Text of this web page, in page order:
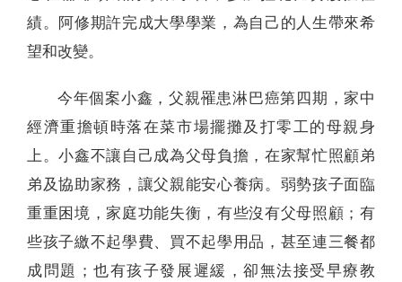
績。阿修期許完成大學學業，為自己的人生帶來希
望和改變。
今年個案小鑫，父親罹患淋巴癌第四期，家中
經濟重擔頓時落在菜市場擺攤及打零工的母親身
上。小鑫不讓自己成為父母負擔，在家幫忙照顧弟
弟及協助家務，讓父親能安心養病。弱勢孩子面臨
重重困境，家庭功能失衡，有些沒有父母照顧；有
些孩子繳不起學費、買不起學用品，甚至連三餐都
成問題；也有孩子發展遲緩，卻無法接受早療教